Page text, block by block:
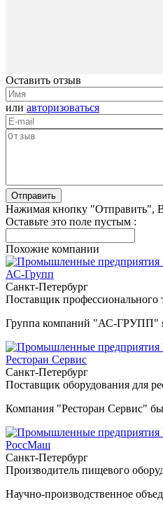
Оставить отзыв
или авторизоваться
Нажимая кнопку "Отправить",
Оставьте это поле пустым :
Похожие компании
АС-Групп
Санкт-Петербург
Поставщик профессионального
Группа компаний "АС-ГРУПП"
Ресторан Сервис
Санкт-Петербург
Поставщик оборудования для
Компания "Ресторан Сервис"
РоссМаш
Санкт-Петербург
Производитель пищевого
Научно-производственное